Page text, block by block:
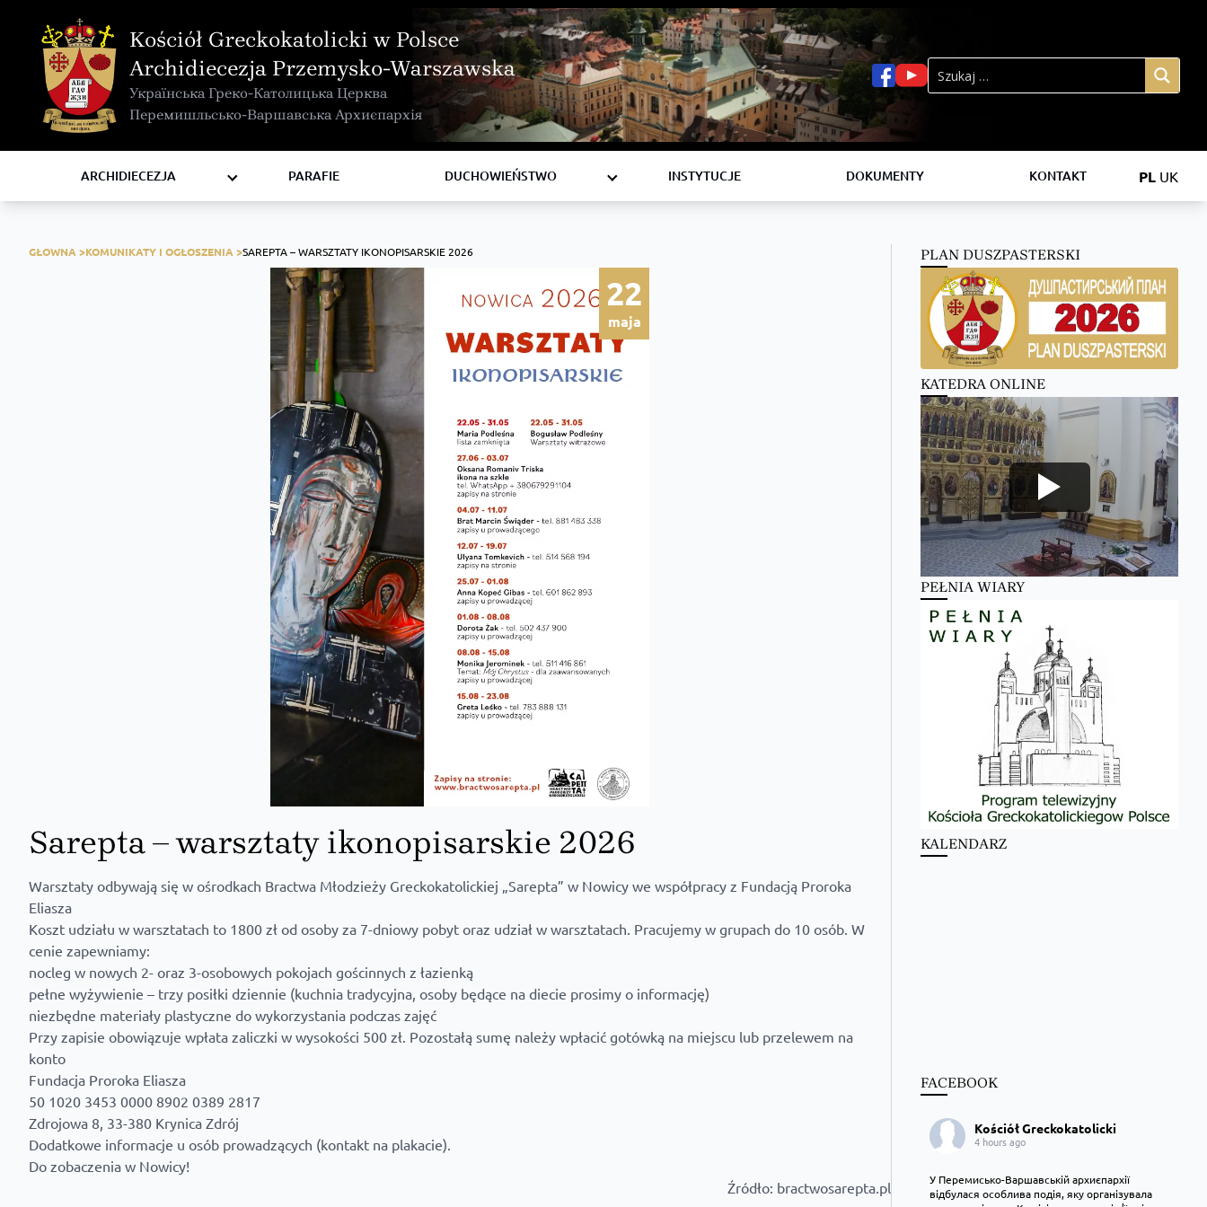
Kościół Greckokatolicki w Polsce
Archidiecezja Przemysko-Warszawska
Українська Греко-Католицька Церква
Перемишльсько-Варшавська Архиєпархія
ARCHIDIECEZJA
KURIA METROPOLITALNA
KAPITUŁA
KOMISJE I WYDZIAŁY
RADY
ZAKONY I ZGROMADZENIA
PARAFIE
DUCHOWIEŃSTWO
BISKUPI
KSIĘŻA
INSTYTUCJE
DOKUMENTY KONTAKT PL UK
GŁOWNA >KOMUNIKATY I OGŁOSZENIA >SAREPTA – WARSZTATY IKONOPISARSKIE 2026
22
maja
Sarepta – warsztaty ikonopisarskie 2026
Warsztaty odbywają się w ośrodkach Bractwa Młodzieży Greckokatolickiej „Sarepta” w Nowicy we współpracy z Fundacją Proroka
Eliasza
Koszt udziału w warsztatach to 1800 zł od osoby za 7-dniowy pobyt oraz udział w warsztatach. Pracujemy w grupach do 10 osób. W
cenie zapewniamy:
nocleg w nowych 2- oraz 3-osobowych pokojach gościnnych z łazienką
pełne wyżywienie – trzy posiłki dziennie (kuchnia tradycyjna, osoby będące na diecie prosimy o informację)
niezbędne materiały plastyczne do wykorzystania podczas zajęć
Przy zapisie obowiązuje wpłata zaliczki w wysokości 500 zł. Pozostałą sumę należy wpłacić gotówką na miejscu lub przelewem na
konto
Fundacja Proroka Eliasza
50 1020 3453 0000 8902 0389 2817
Zdrojowa 8, 33-380 Krynica Zdrój
Dodatkowe informacje u osób prowadzących (kontakt na plakacie).
Do zobaczenia w Nowicy!
Źródło: bractwosarepta.pl
PLAN DUSZPASTERSKI
KATEDRA ONLINE
PEŁNIA WIARY
KALENDARZ
FACEBOOK
Kościół Greckokatolicki
4 hours ago
У Перемисько-Варшавській архиєпархії
відбулася особлива подія, яку організувала